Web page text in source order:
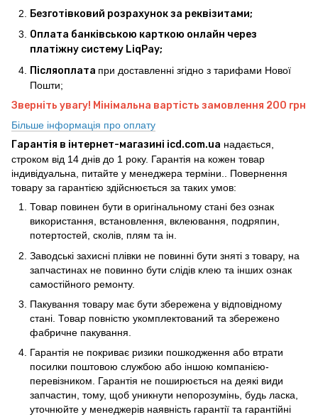
Безготівковий розрахунок за реквізитами;
Оплата банківською карткою онлайн через
платіжну систему LiqPay;
Післяоплата при доставленні згідно з тарифами Нової
Пошти;
Зверніть увагу! Мінімальна вартість замовлення 200 грн
Більше інформація про оплату
Гарантія в інтернет-магазині icd.com.ua надається,
строком від 14 днів до 1 року. Гарантія на кожен товар
індивідуальна, питайте у менеджера терміни.. Повернення
товару за гарантією здійснюється за таких умов:
Товар повинен бути в оригінальному стані без ознак
використання, встановлення, вклеювання, подряпин,
потертостей, сколів, плям та ін.
Заводські захисні плівки не повинні бути зняті з товару, на
запчастинах не повинно бути слідів клею та інших ознак
самостійного ремонту.
Пакування товару має бути збережена у відповідному
стані. Товар повністю укомплектований та збережено
фабричне пакування.
Гарантія не покриває ризики пошкодження або втрати
посилки поштовою службою або іншою компанією-
перевізником. Гарантія не поширюється на деякі види
запчастин, тому, щоб уникнути непорозумінь, будь ласка,
уточнюйте у менеджерів наявність гарантії та гарантійні